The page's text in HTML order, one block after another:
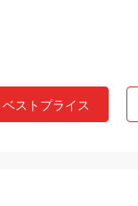
ベストプライス